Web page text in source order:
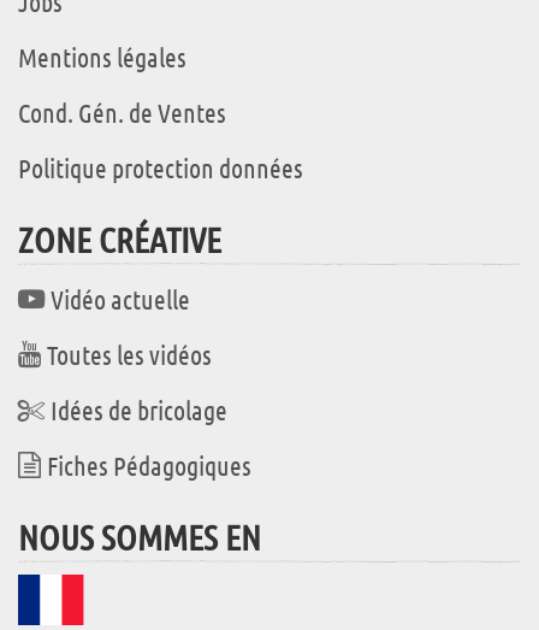
Mentions légales
Cond. Gén. de Ventes
Politique protection données
ZONE CRÉATIVE
Vidéo actuelle
Toutes les vidéos
Idées de bricolage
Fiches Pédagogiques
NOUS SOMMES EN